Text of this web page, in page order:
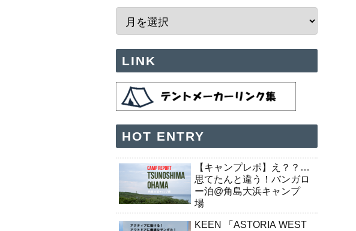
LINK
HOT ENTRY
【キャンプレポ】え？？…
思てたんと違う！バンガロ
ー泊@角島大浜キャンプ
場
KEEN 「ASTORIA WEST